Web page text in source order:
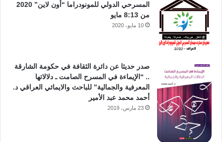
المسرحي الدولي للمونودراما “أون لاين” 2020
من 8:13 مايو
10 مايو، 2020
صدر حديثا عن دائرة الثقافة في حكومة الشارقة
.. “الإيماءة في المسرح الصامت ـ دلالاتها
المعرفية والجمالية” للباحث والايمائي العراقي د.
أحمد محمد عبد الأمير
23 مارس، 2019